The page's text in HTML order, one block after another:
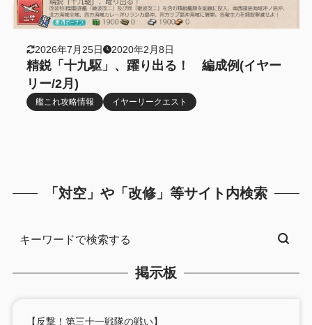
2026年7月25日 2020年2月8日
精鋭「十九駆」、躍り出る！ 編成例(イヤー
リー/2月)
艦これ攻略情報 イヤーリークエスト
「対空」や「改修」等サイト内検索
掲示板
【反撃！第三十一戦隊の戦い】